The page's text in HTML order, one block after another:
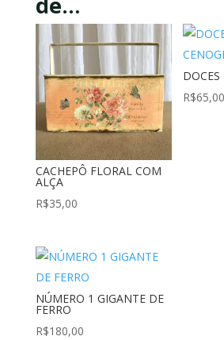
CACHEPÔ FLORAL COM
ALÇA
R$35,00
DOCES
R$65,00
NÚMERO 1 GIGANTE DE
FERRO
R$180,00